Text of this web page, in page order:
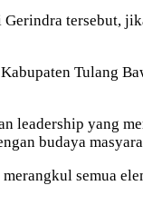
tersebut,
Tulang
leadership yang
budaya
semua